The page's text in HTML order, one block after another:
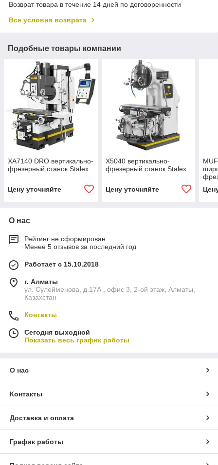
Возврат товара в течение 14 дней по договоренности
Все условия возврата
Подобные товары компании
XA7140 DRO вертикально-
фрезерный станок Stalex
Цену уточняйте
X5040 вертикально-
фрезерный станок Stalex
Цену уточняйте
О нас
Рейтинг не сформирован
Менее 5 отзывов за последний год
Работает с 15.10.2018
г. Алматы
ул. Сулейменова, д.17А , офис 3, 2-ой этаж, Алматы,
Казахстан
Контакты
Сегодня выходной
Показать весь график работы
О нас
Контакты
Доставка и оплата
График работы